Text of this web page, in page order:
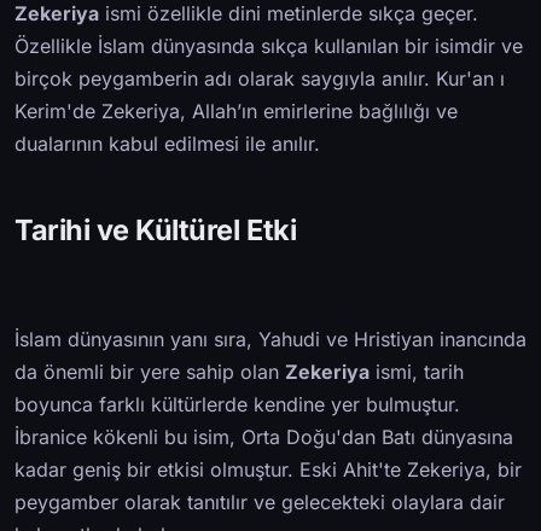
Zekeriya ismi özellikle dini metinlerde sıkça geçer.
Özellikle İslam dünyasında sıkça kullanılan bir isimdir ve
birçok peygamberin adı olarak saygıyla anılır. Kur'an ı
Kerim'de Zekeriya, Allah’ın emirlerine bağlılığı ve
dualarının kabul edilmesi ile anılır.
Tarihi ve Kültürel Etki
İslam dünyasının yanı sıra, Yahudi ve Hristiyan inancında
da önemli bir yere sahip olan Zekeriya ismi, tarih
boyunca farklı kültürlerde kendine yer bulmuştur.
İbranice kökenli bu isim, Orta Doğu'dan Batı dünyasına
kadar geniş bir etkisi olmuştur. Eski Ahit'te Zekeriya, bir
peygamber olarak tanıtılır ve gelecekteki olaylara dair